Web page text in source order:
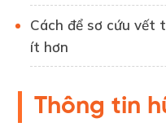
Cách để sơ cứu vết
ít hơn
Thông tin